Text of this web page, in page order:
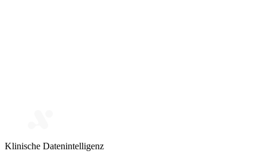
Klinische Datenintelligenz